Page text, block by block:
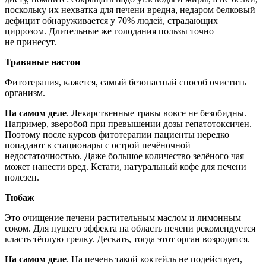
поскольку их нехватка для печени вредна, недаром белковый
дефицит обнаруживается у 70% людей, страдающих
циррозом. Длительные же голодания пользы точно
не принесут.
Травяные настои
Фитотерапия, кажется, самый безопасный способ очистить
организм.
На самом деле. Лекарст­венные травы вовсе не безобидны.
Например, зверобой при превышении дозы гепатотоксичен.
Поэтому после курсов фитотерапии пациенты нередко
попадают в стацио­нары с острой печёночной
недостаточностью. Даже большое количество зелёного чая
может нанести вред. Кстати, натуральный кофе для печени
полезен.
Тюбаж
Это очищение печени растительным маслом и лимонным
соком. Для пущего эффекта на область печени рекомендуется
класть тёплую грелку. Дескать, тогда этот орган возродится.
На самом деле. На печень такой коктейль не подействует,